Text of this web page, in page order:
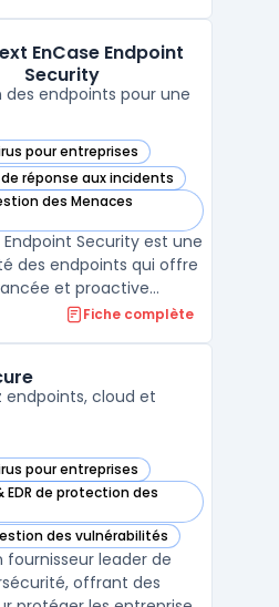
EnCase Endpoint
Security
des endpoints pour une
pour entreprises
Endpoint Security dans cette
de réponse aux incidents
Endpoint Security dans cette
des Menaces
Endpoint Security dans cette
Security est une
des endpoints qui offre
et proactive
ciblant les terminaux
comportements
...
Fiche complète
endpoints, cloud et
pour entreprises
cette catégorie
EDR de protection des
cette catégorie
des vulnérabilités
cette catégorie
fournisseur leader de
offrant des